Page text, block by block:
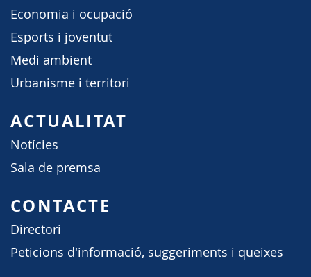
Economia i ocupació
Esports i joventut
Medi ambient
Urbanisme i territori
ACTUALITAT
Notícies
Sala de premsa
CONTACTE
Directori
Peticions d'informació, suggeriments i queixes